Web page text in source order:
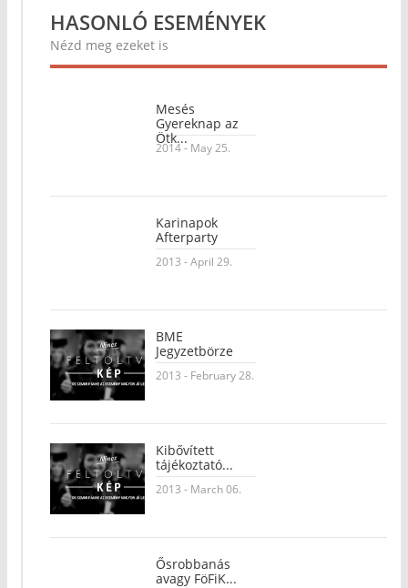
HASONLÓ ESEMÉNYEK
Nézd meg ezeket is
Mesés
Gyereknap az
Ötk...
2014 - May 25.
Karinapok
Afterparty
2013 - April 29.
BME
Jegyzetbörze
2013 - February 28.
Kibővített
tájékoztató...
2013 - March 06.
Ősrobbanás
avagy FöFiK...